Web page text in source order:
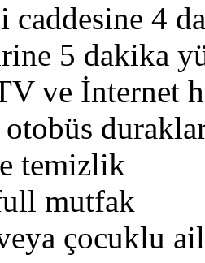
caddesine 4
5 dakika
ve İnternet
temizlik
mutfak
çocuklu